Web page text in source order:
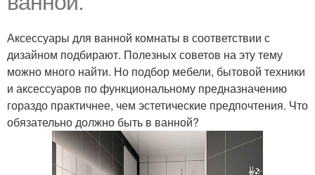
Аксессуары для ванной комнаты в соответствии с
дизайном подбирают. Полезных советов на эту тему
можно много найти. Но подбор мебели, бытовой техники
и аксессуаров по функциональному предназначению
гораздо практичнее, чем эстетические предпочтения. Что
обязательно должно быть в ванной?